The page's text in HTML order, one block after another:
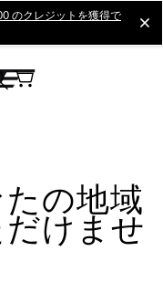
のクレジットを獲得で
の地域
けませ